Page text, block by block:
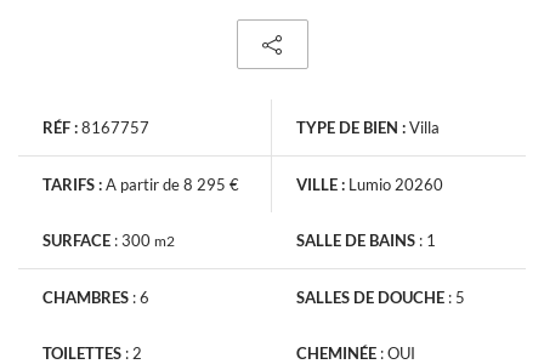
RÉF :8167757
TARIFS :A partir de 8 295 €
TYPE DE BIEN :Villa
VILLE : Lumio 20260
SURFACE :300 m2
CHAMBRES :6
SALLE DE BAINS : 1
SALLES DE DOUCHE : 5
TOILETTES :2 CHEMINÉE :OUI